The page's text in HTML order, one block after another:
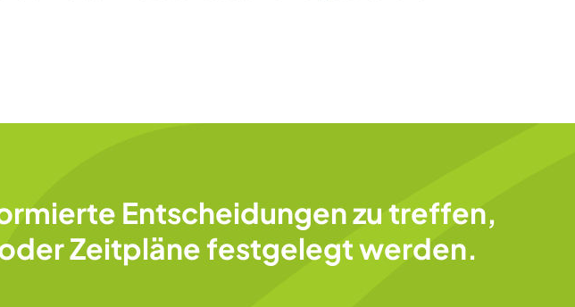
Entscheidungen zu treffen,
Zeitpläne festgelegt werden.